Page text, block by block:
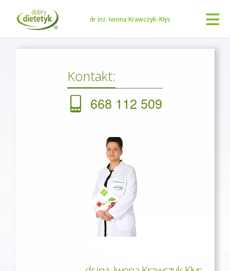
dr inż. Iwona Krawczyk-Kłys
Kontakt:
668 112 509